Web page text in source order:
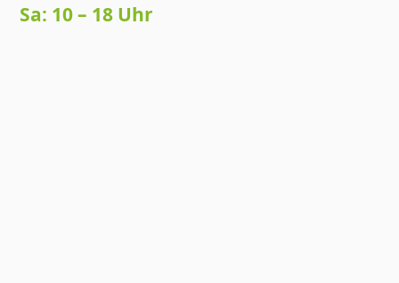
Sa: 10 – 18 Uhr